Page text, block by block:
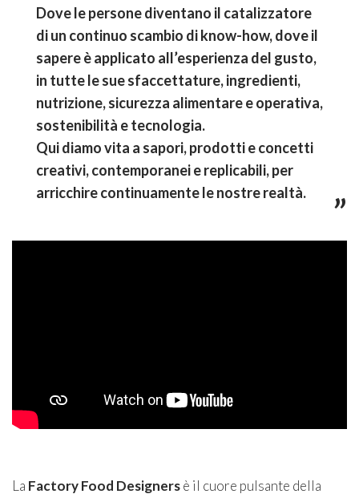
Dove le persone diventano il catalizzatore
di un continuo scambio di know-how, dove il
sapere è applicato all’esperienza del gusto,
in tutte le sue sfaccettature, ingredienti,
nutrizione, sicurezza alimentare e operativa,
sostenibilità e tecnologia.
Qui diamo vita a sapori, prodotti e concetti
creativi, contemporanei e replicabili, per
arricchire continuamente le nostre realtà.
La Factory Food Designersè il cuore pulsante della